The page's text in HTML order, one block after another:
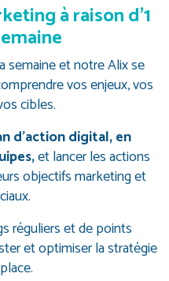
à raison d’1
semaine et notre Alix se
vos enjeux, vos
cibles.
d’action digital, en
et lancer les actions
objectifs marketing et
réguliers et de points
et optimiser la stratégie